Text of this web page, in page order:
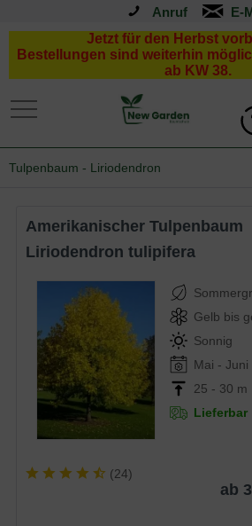
Anruf
Jetzt für den Herbst
Bestellungen sind weiterhin
ab KW 38.
Tulpenbaum - Liriodendron
Amerikanischer Tulpenbaum
Liriodendron tulipifera
Gelb bis
Sonnig
Mai - Juni
25 - 30 m
Lieferbar
(24)
ab